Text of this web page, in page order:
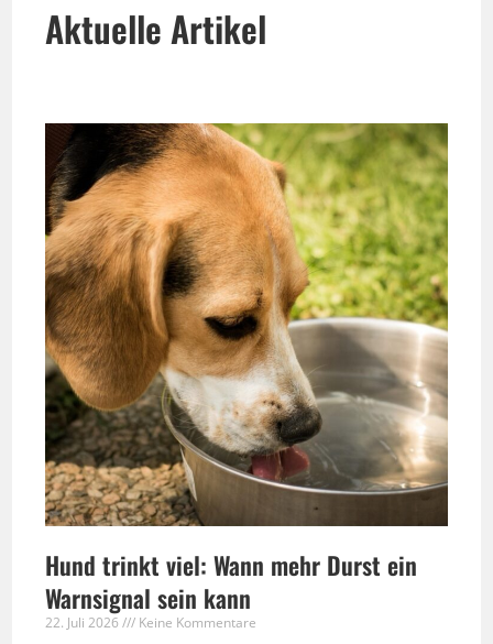
Aktuelle Artikel
Hund trinkt viel: Wann mehr Durst ein
Warnsignal sein kann
22. Juli 2026 Keine Kommentare